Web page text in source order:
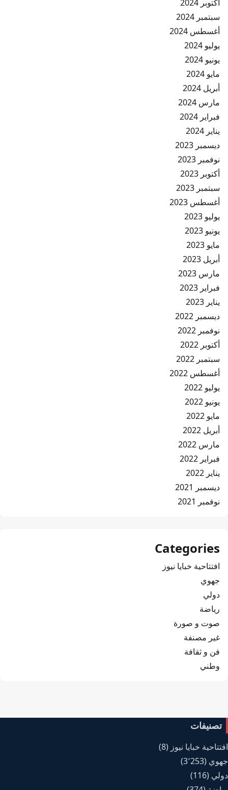
أكتوبر 2024
سبتمبر 2024
أغسطس 2024
يوليو 2024
يونيو 2024
مايو 2024
أبريل 2024
مارس 2024
فبراير 2024
يناير 2024
ديسمبر 2023
نوفمبر 2023
أكتوبر 2023
سبتمبر 2023
أغسطس 2023
يوليو 2023
يونيو 2023
مايو 2023
أبريل 2023
مارس 2023
فبراير 2023
يناير 2023
ديسمبر 2022
نوفمبر 2022
أكتوبر 2022
سبتمبر 2022
أغسطس 2022
يوليو 2022
يونيو 2022
مايو 2022
أبريل 2022
مارس 2022
فبراير 2022
يناير 2022
ديسمبر 2021
نوفمبر 2021
Categories
افتتاحية خبايا نيوز
جهوي
دولي
رياضة
صوت و صورة
غير مصنفة
فن و ثقافة
وطني
تصنيفات
افتتاحية خبايا نيوز (8)
جهوي (3٬253)
دولي (116)